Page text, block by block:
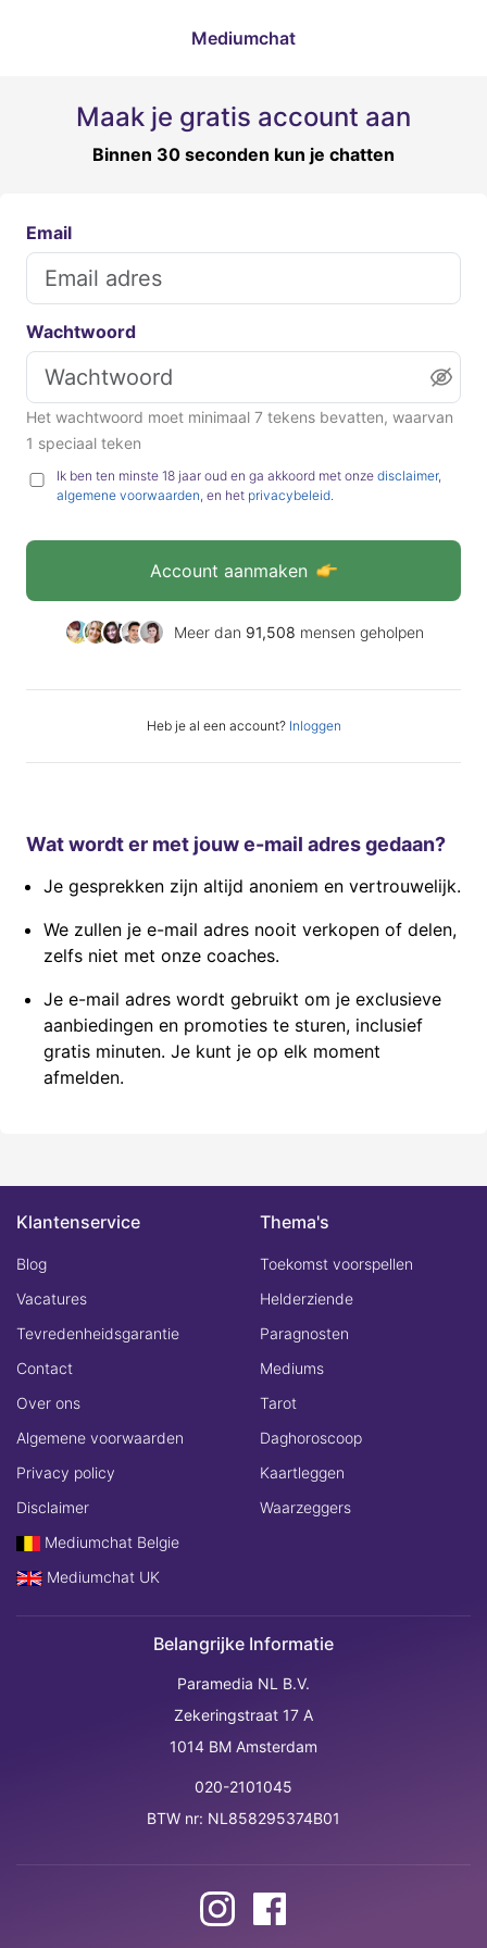
Mediumchat
Maak je gratis account aan
Binnen 30 seconden kun je chatten
Email
Wachtwoord
Het wachtwoord moet minimaal 7 tekens bevatten, waarvan
1 speciaal teken
Ik ben ten minste 18 jaar oud en ga akkoord met onze disclaimer,
algemene voorwaarden, en het privacybeleid.
Account aanmaken
Meer dan 91,508 mensen geholpen
Heb je al een account? Inloggen
Wat wordt er met jouwe-mail adres gedaan?
Je gesprekken zijn altijd anoniem en vertrouwelijk.
We zullen je e-mail adres nooit verkopen of delen,
zelfs niet met onze coaches.
Je e-mail adres wordt gebruikt om je exclusieve
aanbiedingen en promoties te sturen, inclusief
gratis minuten. Je kunt je op elk moment
afmelden.
Klantenservice
Blog
Vacatures
Tevredenheidsgarantie
Contact
Over ons
Algemene voorwaarden
Privacy policy
Disclaimer
Mediumchat Belgie
Mediumchat UK
Thema's
Toekomst voorspellen
Helderziende
Paragnosten
Mediums
Tarot
Daghoroscoop
Kaartleggen
Waarzeggers
Belangrijke Informatie
Paramedia NL B.V.
Zekeringstraat 17 A
1014 BM Amsterdam
020-2101045
BTW nr: NL858295374B01